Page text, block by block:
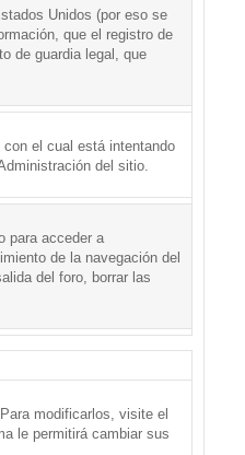
Unidos (por eso se
que el registro de
de guardia legal, que
el cual está intentando
del sitio.
para acceder a
de la navegación del
del foro, borrar las
modificarlos, visite el
le permitirá cambiar sus